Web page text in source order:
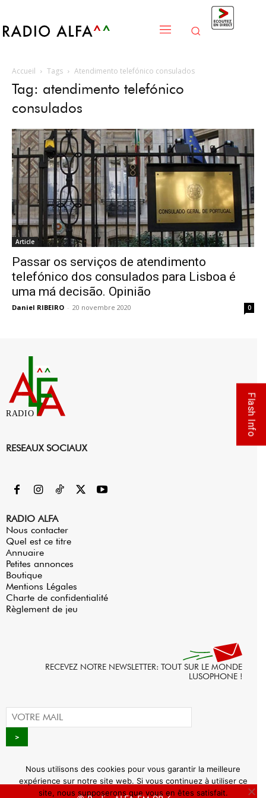
Accueil Tags Atendimento telefónico consulados
Tag: atendimento telefónico
consulados
Article
Passar os serviços de atendimento
telefónico dos consulados para Lisboa é
uma má decisão. Opinião
Daniel RIBEIRO - 20 novembre 2020 0
RADIO
RESEAUX SOCIAUX
RADIO ALFA
Nous contacter
Quel est ce titre
Annuaire
Petites annonces
Boutique
Mentions Légales
Charte de confidentialité
Règlement de jeu
RECEVEZ NOTRE NEWSLETTER: TOUT SUR LE MONDE
LUSOPHONE !
Flash Info
Nous utilisons des cookies pour vous garantir la meilleure
expérience sur notre site web. Si vous continuez à utiliser ce
site, nous supposerons que vous en êtes satisfait.